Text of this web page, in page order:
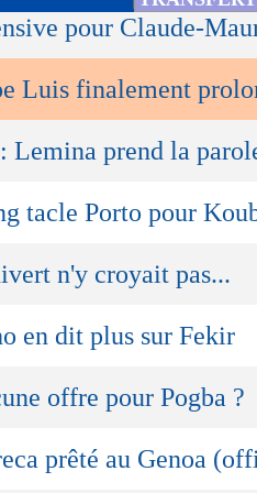
pour Claude-
Luis finalement
: Lemina prend la
tacle Porto pour
n'y croyait pas...
en dit plus sur Fekir
offre pour Pogba ?
prêté au Genoa